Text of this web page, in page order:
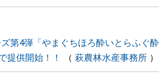
第4弾「やまぐちほろ酔いとらふぐ酔
提供開始！！
萩農林水産事務所